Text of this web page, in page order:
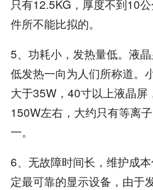
只有12.5KG，厚度不到10
件所不能比拟的。
5、功耗小，发热量低。液
低发热一向为人们所称道。
大于35W，40寸以上液晶屏
150W左右，大约只有等离
一。
6、无故障时间长，维护成
定最可靠的显示设备，由于